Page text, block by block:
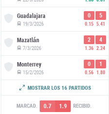
Guadalajara
19/3/2026
0
0.15
5
5.41
Mazatlán
7/3/2026
2
1.36
4
2.24
Monterrey
15/2/2026
0
0.56
1
1.80
Querétaro
MOSTRAR LOS 16 PARTIDOS
MARCAD. 0.7 1.9 RECIBID.